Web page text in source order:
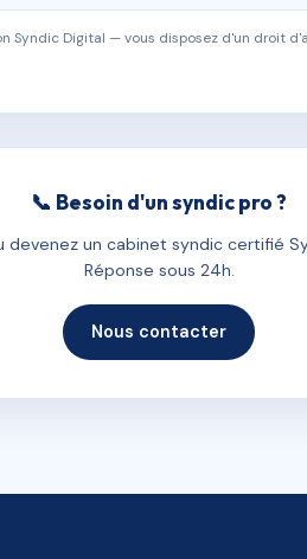
Syndic Digital — vous disposez d'un droit
📞 Besoin d'un syndic pro ?
devenez un cabinet syndic certifié
Réponse sous 24h.
Nous contacter